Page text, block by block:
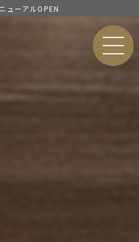
ューアルOPEN
MEN
U